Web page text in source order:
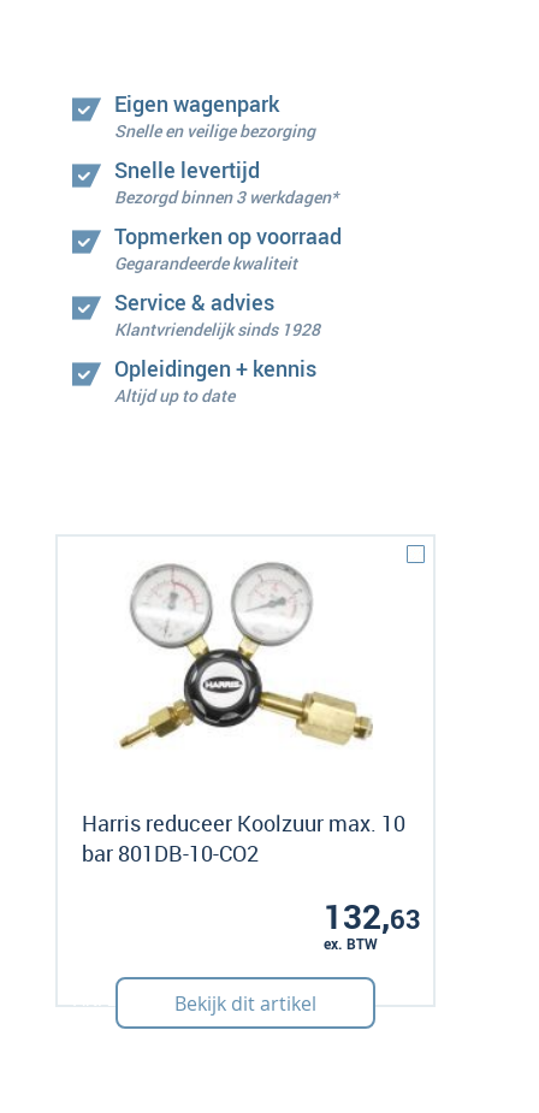
Eigen wagenpark
Snelle en veilige bezorging
Snelle levertijd
Bezorgd binnen 3 werkdagen*
Topmerken op voorraad
Gegarandeerde kwaliteit
Service & advies
Klantvriendelijk sinds 1928
Opleidingen + kennis
Altijd up to date
Harris reduceer Koolzuur max. 10
bar 801DB-10-CO2
132,63
ex. BTW
Art: 240166 Bekijk dit artikel